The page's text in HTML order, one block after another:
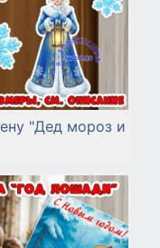
"Дед мороз и